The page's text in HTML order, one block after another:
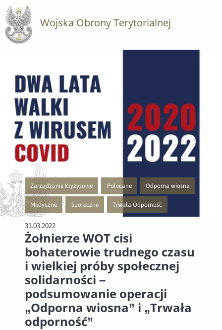
Wojska Obrony Terytorialnej
Zarządzanie Kryzysowe
Przejście do nowej strony z listą publikacji o kategorii Zarządzanie
Polecane
Przejście do nowej strony z listą publikacji
Odporna wiosna
Przejście do nowej strony z
Medyczne
Przejście do nowej strony z listą publikacji o kategorii Medyczne
Społeczne
Przejście do nowej strony z listą publikacji o kategorii
Trwała Odporność
Przejście do nowej strony z listą
31.03.2022
Żołnierze WOT cisi
bohaterowie trudnego czasu
i wielkiej próby społecznej
solidarności –
podsumowanie operacji
„Odporna wiosna” i „Trwała
odporność”